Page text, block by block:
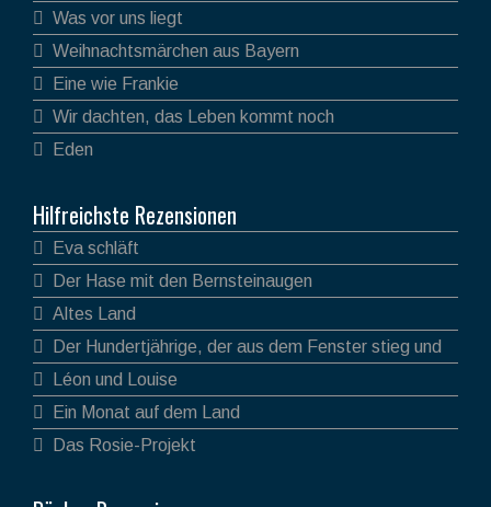
Was vor uns liegt
Weihnachtsmärchen aus Bayern
Eine wie Frankie
Wir dachten, das Leben kommt noch
Eden
Hilfreichste Rezensionen
Eva schläft
Der Hase mit den Bernsteinaugen
Altes Land
Der Hundertjährige, der aus dem Fenster stieg und
verschwand
Léon und Louise
Ein Monat auf dem Land
Das Rosie-Projekt